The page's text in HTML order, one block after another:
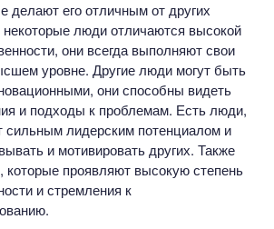
делают его отличным от других
люди отличаются высокой
они всегда выполняют свои
уровне. Другие люди могут быть
они способны видеть
и подходы к проблемам. Есть люди,
сильным лидерским потенциалом и
и мотивировать других. Также
проявляют высокую степень
и стремления к